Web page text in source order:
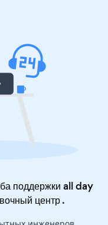
поддержки all day
центр.